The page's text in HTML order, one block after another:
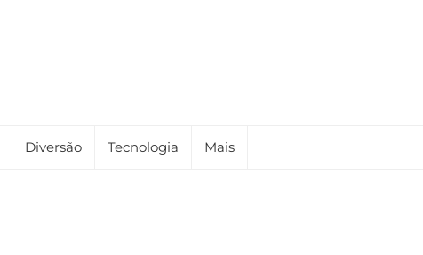
Diversão Tecnologia Mais